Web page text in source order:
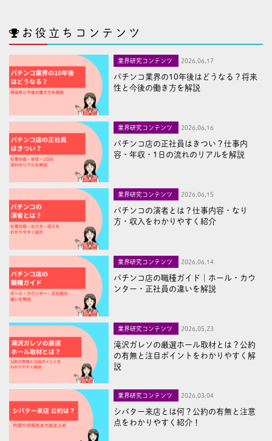
お役立ちコンテンツ
業界研究コンテンツ 2026,06,17
パチンコ業界の10年後はどうなる？将来
性と今後の働き方を解説
業界研究コンテンツ 2026,06,16
パチンコ店の正社員はきつい？仕事内
容・年収・1日の流れのリアルを解説
業界研究コンテンツ 2026,06,15
パチンコの演者とは？仕事内容・なり
方・収入をわかりやすく紹介
業界研究コンテンツ 2026,06,14
パチンコ店の職種ガイド｜ホール・カウ
ンター・正社員の違いを解説
業界研究コンテンツ 2026,05,23
滝沢ガレソの厳選ホール取材とは？公約
の有無と注目ポイントをわかりやすく解
説
業界研究コンテンツ 2026,03,04
シバター来店とは何？公約の有無と注意
点をわかりやすく紹介！